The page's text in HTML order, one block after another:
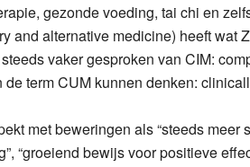
gezonde voeding, tai chi en
and alternative medicine) heeft wat
vaker gesproken van CIM:
term CUM kunnen denken:
met beweringen als “steeds meer
“groeiend bewijs voor positieve